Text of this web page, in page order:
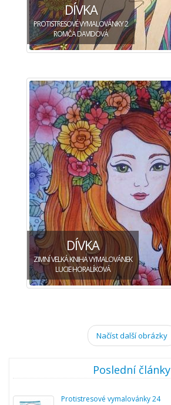
Poslední články
Protistresové vymalovánky 24
DÍVKA
PROTISTRESOVÉ VYMALOVÁNKY 2
ROMČA DAVIDOVÁ
DÍVKA
ZIMNÍ VELKÁ KNIHA VYMALOVÁNEK
LUCIE HORALÍKOVÁ
Načíst další obrázky